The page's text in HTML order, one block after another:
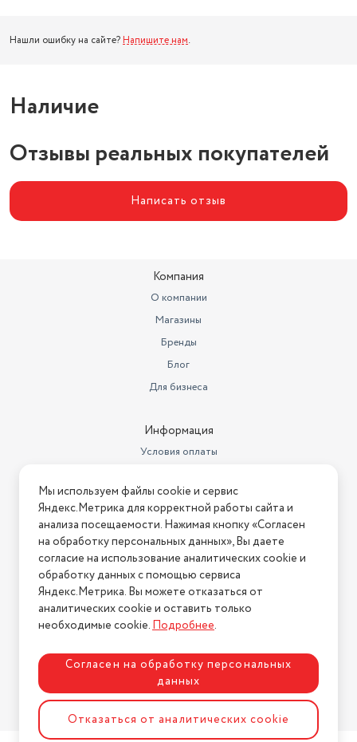
Нашли ошибку на сайте? Напишите нам.
Наличие
Отзывы реальных покупателей
Написать отзыв
Компания
О компании
Магазины
Бренды
Блог
Для бизнеса
Информация
Условия оплаты
Условия возврата
Нашли ошибку на сайте? Напишите нам
2026 © Интернет-магазин "АстМаркет". У нас есть всё!
Политика конфиденциальности
Разработка сайтаASTDESIGN
Мы используем файлы cookie и сервис
Яндекс.Метрика для корректной работы сайта и
анализа посещаемости. Нажимая кнопку «Согласен
на обработку персональных данных», Вы даете
согласие на использование аналитических cookie и
обработку данных с помощью сервиса
Яндекс.Метрика. Вы можете отказаться от
аналитических cookie и оставить только
необходимые cookie.Подробнее.
Согласен на обработку персональных
данных
Отказаться от аналитических cookie